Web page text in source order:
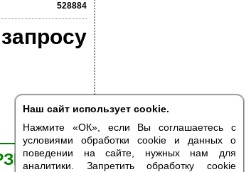
Наш сайт использует cookie.
Нажмите «ОК», если Вы соглашаетесь с
условиями обработки cookie и данных о
поведении на сайте, нужных нам для
аналитики. Запретить обработку cookie
528884